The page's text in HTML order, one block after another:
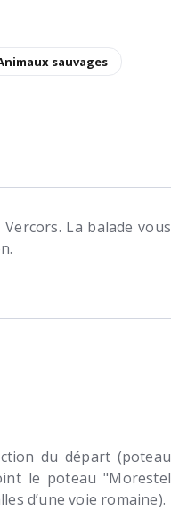
sauvages
La balade vous
du départ (poteau
le poteau "Morestel
d’une voie romaine).